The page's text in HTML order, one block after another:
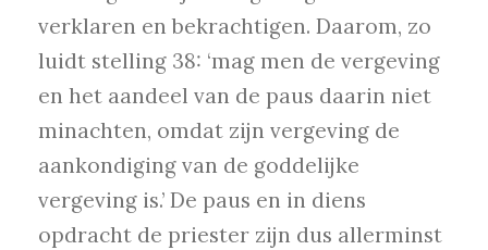
verklaren en bekrachtigen. Daarom, zo
luidt stelling 38: ‘mag men de vergeving
en het aandeel van de paus daarin niet
minachten, omdat zijn vergeving de
aankondiging van de goddelijke
vergeving is.’ De paus en in diens
opdracht de priester zijn dus allerminst